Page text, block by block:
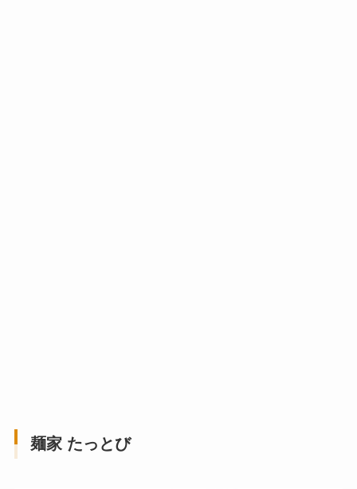
麺家 たっとび